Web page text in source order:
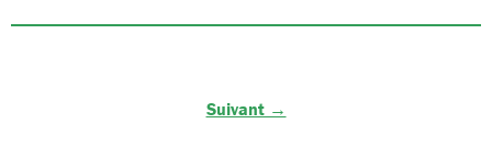
Suivant →